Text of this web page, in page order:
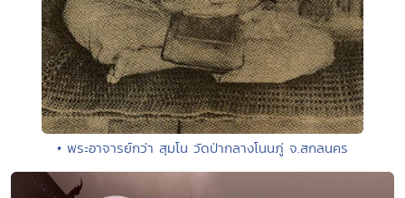
• พระอาจารย์กว่า สุมโน วัดป่ากลางโนนภู่ จ.สกลนคร